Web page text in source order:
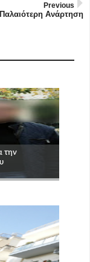
Previous
Παλαιότερη Ανάρτηση